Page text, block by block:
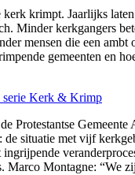
kerk krimpt. Jaarlijks
Minder kerkgangers
mensen die een ambt
gemeenten en
serie Kerk & Krimp
Protestantse Gemeente
situatie met vijf
Marco Montagne: “We